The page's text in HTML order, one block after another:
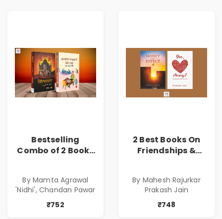
Bestselling
Combo of 2 Books
( सर्वोत्कृष्ट कादंबरी
आणि प्रभावशाली
कथांचा संच )
By Mamta Agrawal
'Nidhi', Chandan Pawar
₹752
2 Best Books On
Friendships &
of Power, Love &
Greed | Simplest
Way to Grow Your
By Mahesh Rajurkar
Prakash Jain
₹748